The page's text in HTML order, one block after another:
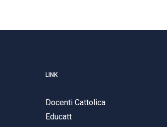
LINK
Docenti Cattolica
Educatt